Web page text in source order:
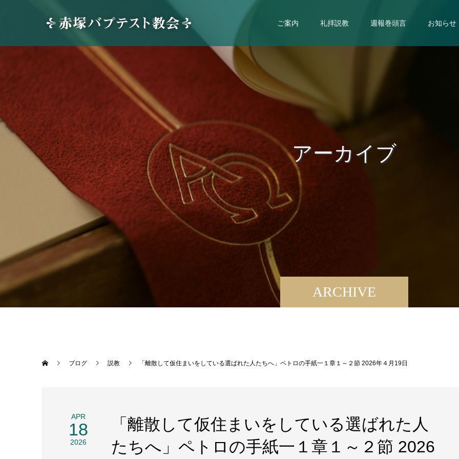
ご案内 礼拝説教 週報巻頭言 お知らせ
ARCHIVE
アーカイ ブ
ブログ 説教 「離散して仮住まいをしている選ばれた人たちへ」ペトロの手紙一１章１～２節 2026年４月19日
APR
18
2026
「離散して仮住まいをしている選ばれた人
たちへ」ペトロの手紙一１章１～２節 2026